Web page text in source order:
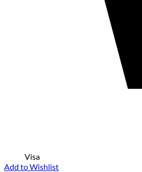
Visa
Add to Wishlist